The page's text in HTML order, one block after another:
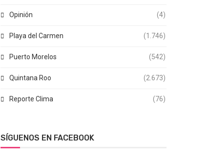
Opinión (4)
Playa del Carmen (1.746)
Puerto Morelos (542)
Quintana Roo (2.673)
Reporte Clima (76)
SÍGUENOS EN FACEBOOK